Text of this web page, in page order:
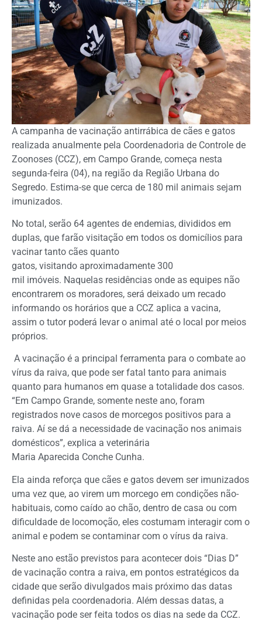
A campanha de vacinação antirrábica de cães e gatos
realizada anualmente pela Coordenadoria de Controle de
Zoonoses (CCZ), em Campo Grande, começa nesta
segunda-feira (04), na região da Região Urbana do
Segredo. Estima-se que cerca de 180 mil animais sejam
imunizados.
No total, serão 64 agentes de endemias, divididos em
duplas, que farão visitação em todos os domicílios para
vacinar tanto cães quanto
gatos, visitando aproximadamente 300
mil imóveis. Naquelas residências onde as equipes não
encontrarem os moradores, será deixado um recado
informando os horários que a CCZ aplica a vacina,
assim o tutor poderá levar o animal até o local por meios
próprios.
A vacinação é a principal ferramenta para o combate ao
vírus da raiva, que pode ser fatal tanto para animais
quanto para humanos em quase a totalidade dos casos.
“Em Campo Grande, somente neste ano, foram
registrados nove casos de morcegos positivos para a
raiva. Aí se dá a necessidade de vacinação nos animais
domésticos”, explica a veterinária
Maria Aparecida Conche Cunha.
Ela ainda reforça que cães e gatos devem ser imunizados
uma vez que, ao virem um morcego em condições não-
habituais, como caído ao chão, dentro de casa ou com
dificuldade de locomoção, eles costumam interagir com o
animal e podem se contaminar com o vírus da raiva.
Neste ano estão previstos para acontecer dois “Dias D”
de vacinação contra a raiva, em pontos estratégicos da
cidade que serão divulgados mais próximo das datas
definidas pela coordenadoria. Além dessas datas, a
vacinação pode ser feita todos os dias na sede da CCZ.